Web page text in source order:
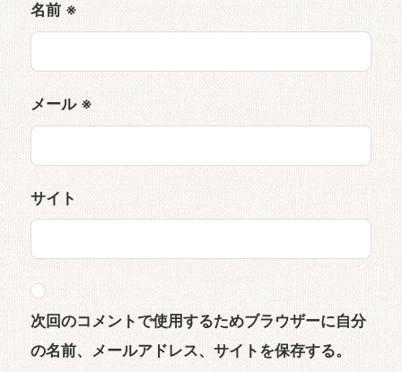
名前 ※
メール ※
サイト
次回のコメントで使用するためブラウザーに自分
の名前、メールアドレス、サイトを保存する。